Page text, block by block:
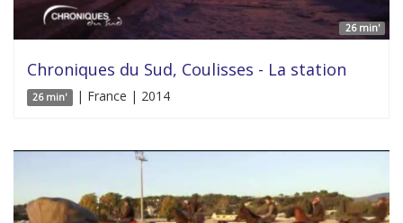
26 min'
Chroniques du Sud, Coulisses - La station
26 min' | France | 2014